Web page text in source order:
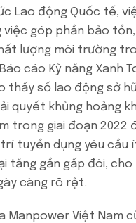
Lao động Quốc tế,
việc góp phần bảo
lượng môi trường
cáo Kỹ năng Xanh
thấy số lao động sở
quyết khủng hoảng
trong giai đoạn 2022
trí tuyển dụng yêu cầu
tăng gần gấp đôi,
càng rõ rệt.
Manpower Việt Nam